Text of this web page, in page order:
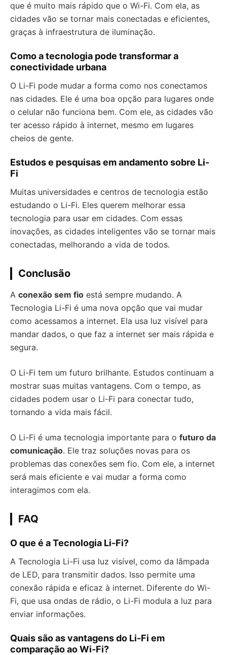
que é muito mais rápido que o Wi-Fi. Com ela, as
cidades vão se tornar mais conectadas e eficientes,
graças à infraestrutura de iluminação.
Como a tecnologia pode transformar a
conectividade urbana
O Li-Fi pode mudar a forma como nos conectamos
nas cidades. Ele é uma boa opção para lugares onde
o celular não funciona bem. Com ele, as cidades vão
ter acesso rápido à internet, mesmo em lugares
cheios de gente.
Estudos e pesquisas em andamento sobre Li-
Fi
Muitas universidades e centros de tecnologia estão
estudando o Li-Fi. Eles querem melhorar essa
tecnologia para usar em cidades. Com essas
inovações, as cidades inteligentes vão se tornar mais
conectadas, melhorando a vida de todos.
Conclusão
A conexão sem fio está sempre mudando. A
Tecnologia Li-Fi é uma nova opção que vai mudar
como acessamos a internet. Ela usa luz visível para
mandar dados, o que faz a internet ser mais rápida e
segura.
O Li-Fi tem um futuro brilhante. Estudos continuam a
mostrar suas muitas vantagens. Com o tempo, as
cidades podem usar o Li-Fi para conectar tudo,
tornando a vida mais fácil.
O Li-Fi é uma tecnologia importante para o futuro da
comunicação. Ele traz soluções novas para os
problemas das conexões sem fio. Com ele, a internet
será mais eficiente e vai mudar a forma como
interagimos com ela.
FAQ
O que é a Tecnologia Li-Fi?
A Tecnologia Li-Fi usa luz visível, como da lâmpada
de LED, para transmitir dados. Isso permite uma
conexão rápida e eficaz à internet. Diferente do Wi-
Fi, que usa ondas de rádio, o Li-Fi modula a luz para
enviar informações.
Quais são as vantagens do Li-Fi em
comparação ao Wi-Fi?